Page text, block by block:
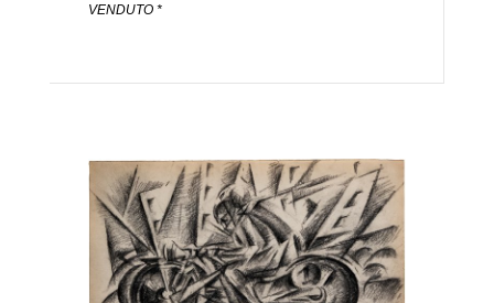
VENDUTO *